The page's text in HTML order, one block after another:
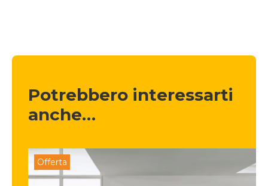
Potrebbero interessarti
anche…
Offerta